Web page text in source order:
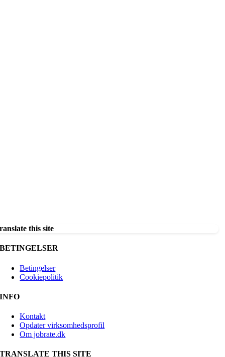
this site
BETINGELSER
Betingelser
Cookiepolitik
INFO
Kontakt
Opdater virksomhedsprofil
Om jobrate.dk
TRANSLATE THIS SITE